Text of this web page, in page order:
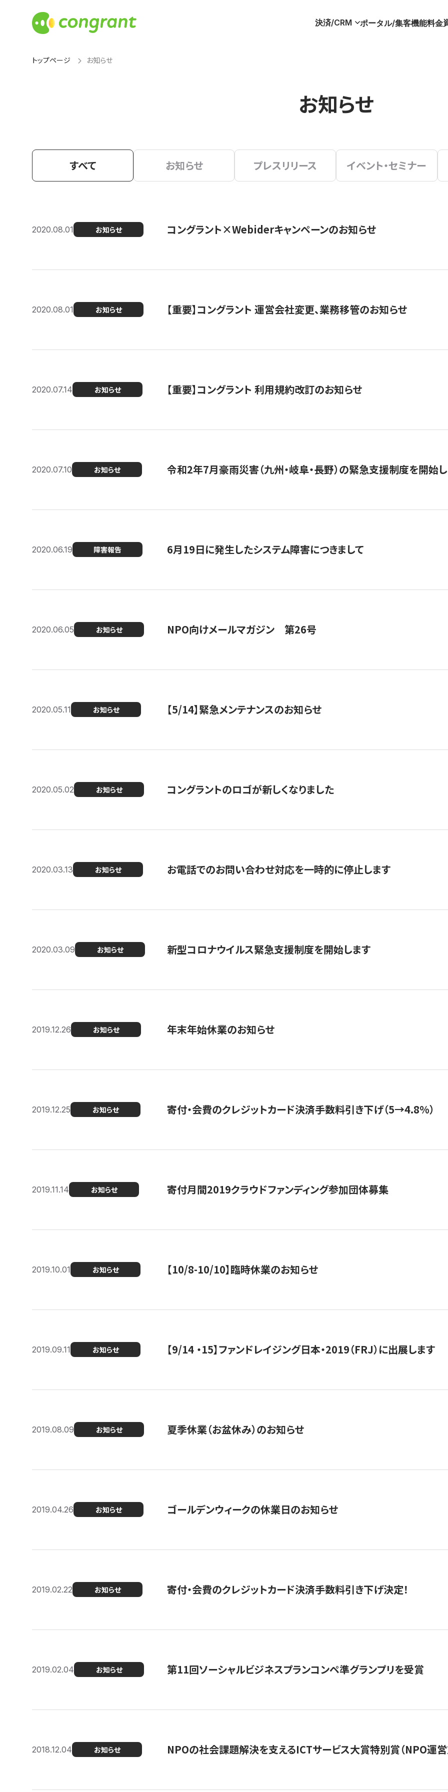
決済/CRM ポータル/集客機能料金
トップページ お知らせ
お知らせ
すべて お知らせ プレスリリース イベント・セミナー
2020.08.01 お知らせ コングラント×Webiderキャンペーンのお知らせ
2020.08.01 お知らせ 【重要】コングラント 運営会社変更、業務移管のお知らせ
2020.07.14 お知らせ 【重要】コングラント 利用規約改訂のお知らせ
2020.07.10 お知らせ 令和2年7月豪雨災害（九州・岐阜・長野）の緊急支援制度を開始
2020.06.19 障害報告 6月19日に発生したシステム障害につきまして
2020.06.05 お知らせ NPO向けメールマガジン 第26号
2020.05.11 お知らせ 【5/14】緊急メンテナンスのお知らせ
2020.05.02 お知らせ コングラントのロゴが新しくなりました
2020.03.13 お知らせ お電話でのお問い合わせ対応を一時的に停止します
2020.03.09 お知らせ 新型コロナウイルス緊急支援制度を開始します
2019.12.26 お知らせ 年末年始休業のお知らせ
2019.12.25 お知らせ 寄付・会費のクレジットカード決済手数料引き下げ（5→4.8%）
2019.11.14 お知らせ 寄付月間2019クラウドファンディング参加団体募集
2019.10.01 お知らせ 【10/8-10/10】臨時休業のお知らせ
2019.09.11 お知らせ 【9/14 ・15】ファンドレイジング日本・2019（FRJ）に出展します
2019.08.09 お知らせ 夏季休業（お盆休み）のお知らせ
2019.04.26 お知らせ ゴールデンウィークの休業日のお知らせ
2019.02.22 お知らせ 寄付・会費のクレジットカード決済手数料引き下げ決定！
2019.02.04 お知らせ 第11回ソーシャルビジネスプランコンペ準グランプリを受賞
2018.12.04 お知らせ NPOの社会課題解決を支えるICTサービス大賞特別賞（NPO運